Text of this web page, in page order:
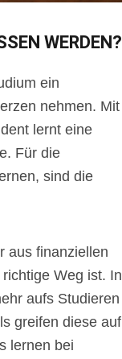
WERDEN?
ein
nehmen. Mit
lernt eine
Für die
sind die
aus finanziellen
Weg ist. In
aufs Studieren
greifen diese auf
lernen bei